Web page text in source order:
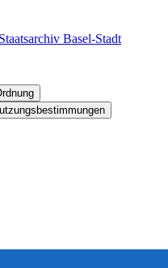
Staatsarchiv Basel-Stadt